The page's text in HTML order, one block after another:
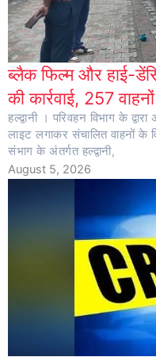
ब्लैक फिल्म और हाई-
की कार्रवाई, 257
हल्द्वानी । परिवहन विभाग के
लाइट लगाकर संचालित वाहनों के
संभाग के अंतर्गत हल्द्वानी,
August 5, 2026